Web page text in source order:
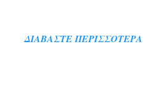
ΔΙΑΒΆΣΤΕ ΠΕΡΙΣΣΌΤΕΡΑ